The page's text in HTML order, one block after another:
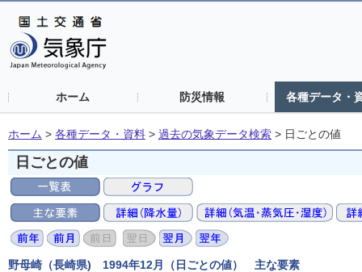
ホーム 防災情報 各種データ・
ホーム > 各種データ・資料 > 過去の気象データ検索 > 日ごとの値
日ごとの値
野母崎（長崎県) 1994年12月（日ごとの値） 主な要素